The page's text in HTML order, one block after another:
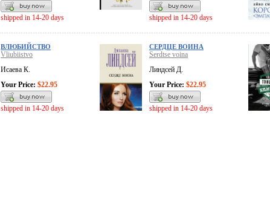
shipped in 14-20 days shipped in 14-20 days
ВЛЮБИЙСТВО
Vliubiistvo
Исаева К.
Your Price: $22.95
shipped in 14-20 days
СЕРДЦЕ ВОИНА
Serdtse voina
Линдсей Д.
Your Price: $22.95
shipped in 14-20 days